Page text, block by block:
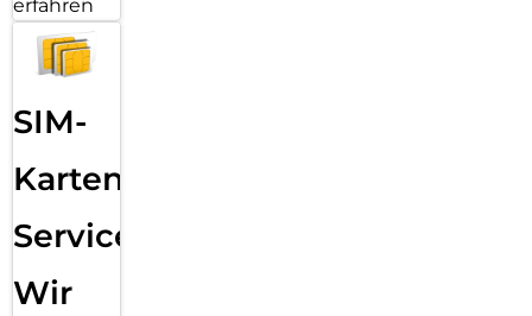
erfahren
SIM-
Karten
Service:
Wir